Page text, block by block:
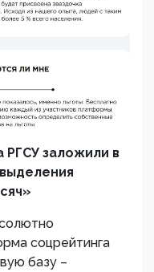
РГСУ заложили в
соцрейтинга
базу –